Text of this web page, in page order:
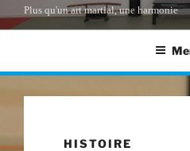
Plus qu'un art martial, une harmonie
HISTOIRE